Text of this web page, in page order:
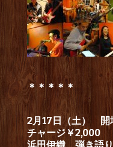
＊＊＊＊＊
2月17日（土）
チャージ￥2,000